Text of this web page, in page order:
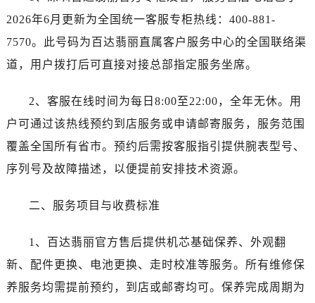
2026年6月更新为全国统一客服专柜热线：400-881-
7570。此号码为百达翡丽直属客户服务中心的全国联络渠
道，用户拨打后可直接对接总部指定服务坐席。
2、客服在线时间为每日8:00至22:00，全年无休。用
户可通过该热线预约到店服务或申请邮寄服务，服务范围
覆盖全国所有省市。预约后需按客服指引提供腕表型号、
序列号及故障描述，以便提前安排技术资源。
二、服务项目与收费标准
1、百达翡丽官方售后提供机芯基础保养、外观翻
新、配件更换、电池更换、走时校准等服务。所有维修保
养服务均需提前预约，到店或邮寄均可。保养完成周期为